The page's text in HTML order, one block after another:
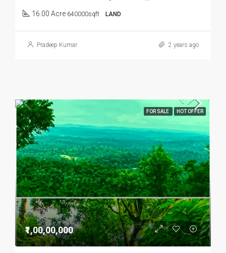
16.00 Acre 640000sqft LAND
Pradeep Kumar 2 years ago
FOR SALE HOT OFFER
₹1,00,00,000